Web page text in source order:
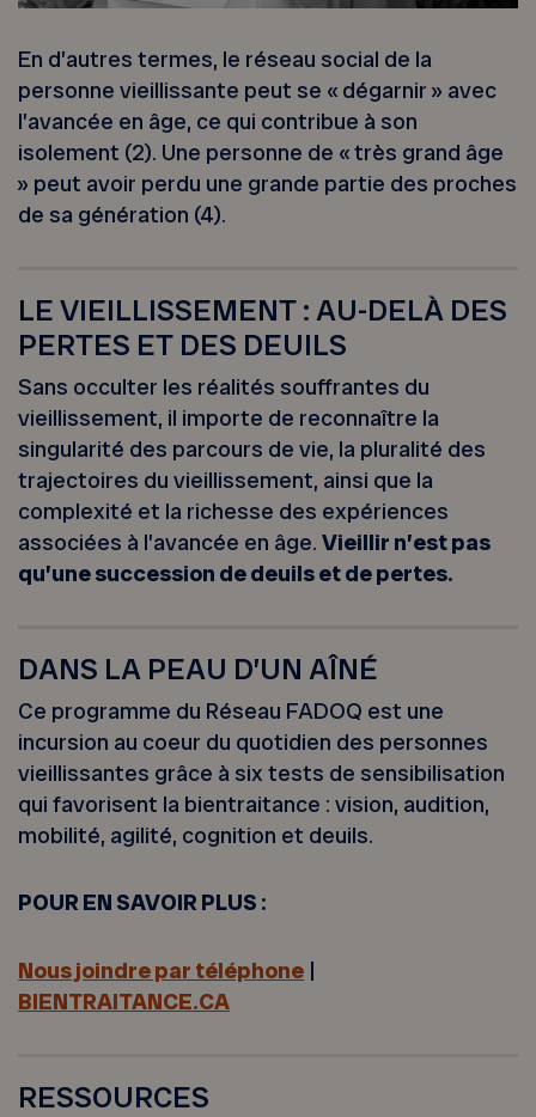
En d’autres termes, le réseau social de la
personne vieillissante peut se « dégarnir » avec
l’avancée en âge, ce qui contribue à son
isolement (2). Une personne de « très grand âge
» peut avoir perdu une grande partie des proches
de sa génération (4).
LE VIEILLISSEMENT : AU-DELÀ DES
PERTES ET DES DEUILS
Sans occulter les réalités souffrantes du
vieillissement, il importe de reconnaître la
singularité des parcours de vie, la pluralité des
trajectoires du vieillissement, ainsi que la
complexité et la richesse des expériences
associées à l’avancée en âge.Vieillir n’est pas
qu’une succession de deuils et de pertes.
DANS LA PEAU D’UN AÎNÉ
Ce programme du Réseau FADOQ est une
incursion au coeur du quotidien des personnes
vieillissantes grâce à six tests de sensibilisation
qui favorisent la bientraitance : vision, audition,
mobilité, agilité, cognition et deuils.
POUR EN SAVOIR PLUS :
Nous joindre par téléphone |
BIENTRAITANCE.CA
RESSOURCES